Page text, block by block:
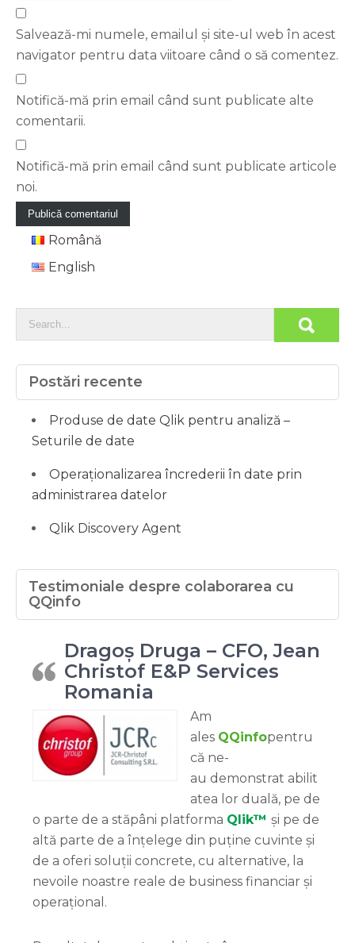
Salvează-mi numele, emailul și site-ul web în acest
navigator pentru data viitoare când o să comentez.
Notifică-mă prin email când sunt publicate alte
comentarii.
Notifică-mă prin email când sunt publicate articole
noi.
Română
English
Postări recente
Produse de date Qlik pentru analiză –
Seturile de date
Operaționalizarea încrederii în date prin
administrarea datelor
Qlik Discovery Agent
Testimoniale despre colaborarea cu
QQinfo
Dragoș Druga – CFO, Jean
Christof E&P Services
Romania
Am
ales QQinfopentru
că ne-
au demonstrat abilit
atea lor duală, pe de
o parte de a stăpâni platforma Qlik™ și pe de
altă parte de a înțelege din puține cuvinte și
de a oferi soluții concrete, cu alternative, la
nevoile noastre reale de business financiar și
operațional.